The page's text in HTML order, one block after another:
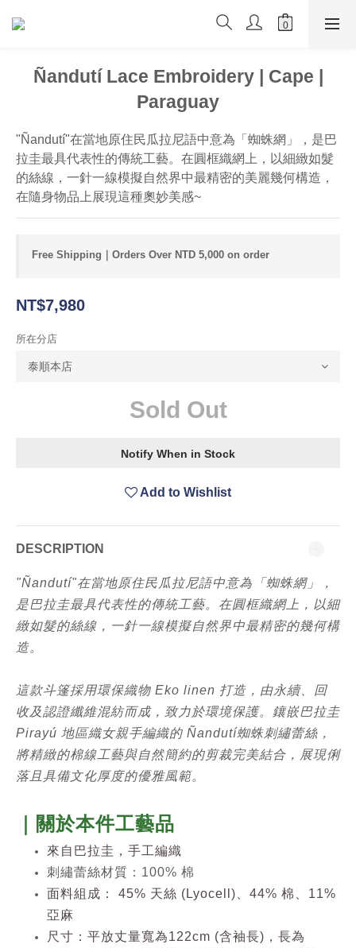
Ñandutí Lace Embroidery | Cape |
Paraguay
"Ñandutí"在當地原住民瓜拉尼語中意為「蜘蛛網」，是巴
拉圭最具代表性的傳統工藝。在圓框織網上，以細緻如髮
的絲線，一針一線模擬自然界中最精密的美麗幾何構造，
在隨身物品上展現這種奧妙美感~
Free Shipping｜Orders Over NTD 5,000 on order
NT$7,980
所在分店
Sold Out
Notify When in Stock
Add to Wishlist
DESCRIPTION
"Ñandutí"在當地原住民瓜拉尼語中意為「蜘蛛網」，
是巴拉圭最具代表性的傳統工藝。在圓框織網上，以細
緻如髮的絲線，一針一線模擬自然界中最精密的幾何構
造。
這款斗篷採用環保織物 Eko linen 打造，由永續、回
收及認證纖維混紡而成，致力於環境保護。鑲嵌巴拉圭
Pirayú 地區織女親手編織的 Ñandutí蜘蛛刺繡蕾絲，
將精緻的棉線工藝與自然簡約的剪裁完美結合，展現俐
落且具備文化厚度的優雅風範。
｜關於本件工藝品
來自巴拉圭，手工編織
刺繡蕾絲材質：100% 棉
面料組成： 45% 天絲 (Lyocell)、44% 棉、11%
亞麻
尺寸：平放丈量寬為122cm (含袖長)，長為